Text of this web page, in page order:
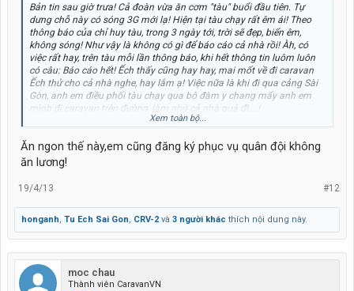
Bản tin sau giờ trưa! Cả đoàn vừa ăn cơm "tàu" buổi đầu tiên. Tự
dưng chỗ này có sóng 3G mới lạ! Hiện tại tàu chạy rất êm ái! Theo
thông báo của chỉ huy tàu, trong 3 ngày tới, trời sẽ đẹp, biển êm,
không sóng! Như vậy là không có gì để báo cáo cả nhà rồi! Àh, có
việc rất hay, trên tàu mỗi lần thông báo, khi hết thông tin luôm luôn
có câu: Báo cáo hết! Ếch thấy cũng hay hay, mai mốt về đi caravan
Ếch thử cho cả nhà nghe, hay lắm ạ! Việc nữa là khi đi qua cảng Sài
Gòn, anh em điều phối tàu chạy qua bộ đàm y chang mấy anh em
mình đi caravan trên đường, làm nhớ cả nhà quá đi....!
Buổi ăn rất tươm tất, đúng là bộ đội có khác
Xem toàn bộ...
Ăn ngon thế này,em cũng đăng ký phục vụ quân đội không
ăn lương!
#12
19/4/13
honganh, Tu Ech Sai Gon, CRV-2 và 3 người khác thích nội dung này.
moc chau
Thành viên CaravanVN